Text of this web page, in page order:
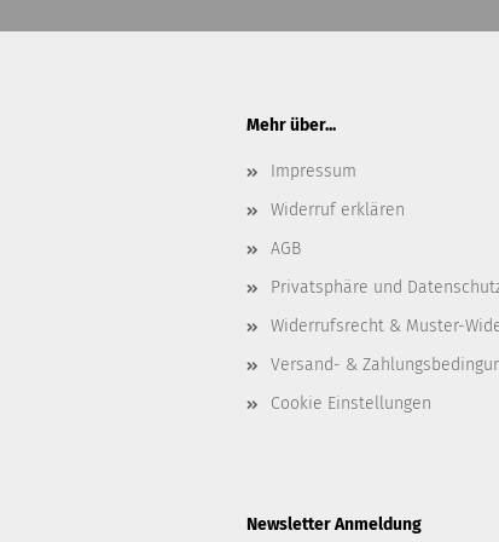
Mehr über...
Impressum
Widerruf erklären
AGB
Privatsphäre und
Widerrufsrecht & Muster-
Versand- &
Cookie Einstellungen
Newsletter Anmeldung